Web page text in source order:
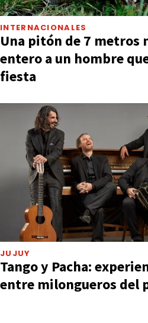
INTERNACIONALES
Una pitón de 7 metros
entero a un hombre
fiesta
JUJUY
Tango y Pacha:
entre milongueros del